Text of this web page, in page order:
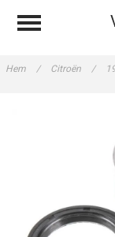
Hem / Citroën /